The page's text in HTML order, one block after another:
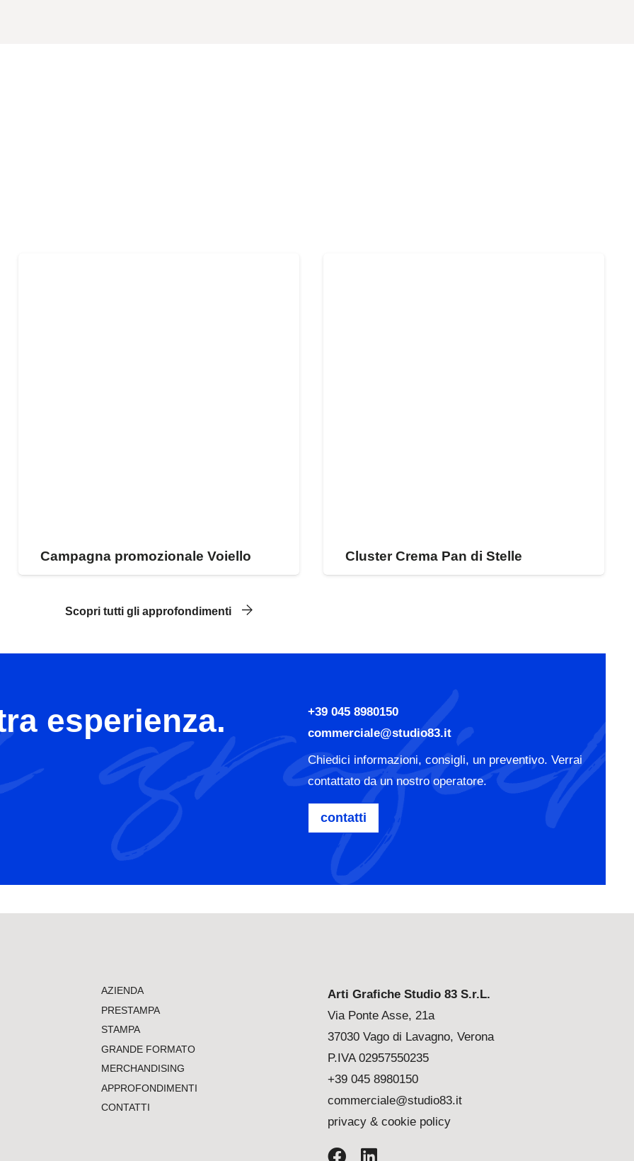
Campagna promozionale Voiello Cluster Crema Pan di Stelle
Scopri tutti gli approfondimenti
esperienza.
+39 045 8980150
commerciale@studio83.it
Chiedici informazioni, consigli, un preventivo. Verrai
contattato da un nostro operatore.
contatti
AZIENDA
PRESTAMPA
STAMPA
GRANDE FORMATO
MERCHANDISING
APPROFONDIMENTI
CONTATTI
Arti Grafiche Studio 83 S.r.L.
Via Ponte Asse, 21a
37030 Vago di Lavagno, Verona
P.IVA 02957550235
+39 045 8980150
commerciale@studio83.it
privacy & cookie policy